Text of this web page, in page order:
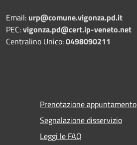
Email: urp@comune.vigonza.pd.it
PEC:vigonza.pd@cert.ip-veneto.net
Centralino Unico:0498090211
Prenotazione appuntamento
Segnalazione disservizio
Leggi le FAQ